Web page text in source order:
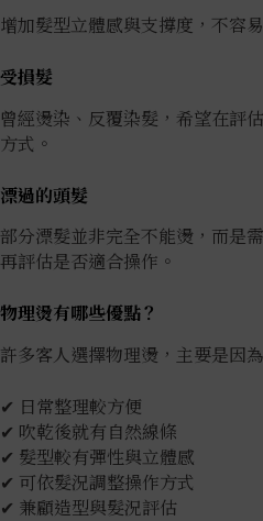
增加髮型立體感與支撐度，不容
受損髮
曾經燙染、反覆染髮，希望在評
方式。
漂過的頭髮
部分漂髮並非完全不能燙，而是
再評估是否適合操作。
物理燙有哪些優點？
許多客人選擇物理燙，主要是因為
✔ 日常整理較方便
✔ 吹乾後就有自然線條
✔ 髮型較有彈性與立體感
✔ 可依髮況調整操作方式
✔ 兼顧造型與髮況評估